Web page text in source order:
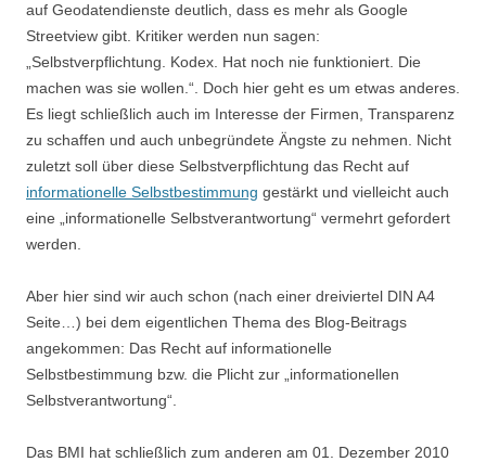
auf Geodatendienste deutlich, dass es mehr als Google
Streetview gibt. Kritiker werden nun sagen:
„Selbstverpflichtung. Kodex. Hat noch nie funktioniert. Die
machen was sie wollen.“. Doch hier geht es um etwas anderes.
Es liegt schließlich auch im Interesse der Firmen, Transparenz
zu schaffen und auch unbegründete Ängste zu nehmen. Nicht
zuletzt soll über diese Selbstverpflichtung das Recht auf
informationelle Selbstbestimmung gestärkt und vielleicht auch
eine „informationelle Selbstverantwortung“ vermehrt gefordert
werden.
Aber hier sind wir auch schon (nach einer dreiviertel DIN A4
Seite…) bei dem eigentlichen Thema des Blog-Beitrags
angekommen: Das Recht auf informationelle
Selbstbestimmung bzw. die Plicht zur „informationellen
Selbstverantwortung“.
Das BMI hat schließlich zum anderen am 01. Dezember 2010